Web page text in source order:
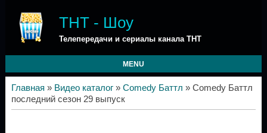
ТНТ - Шоу
Телепередачи и сериалы канала ТНТ
MENU
Главная » Видео каталог» Comedy Баттл » Comedy Баттл
последний сезон 29 выпуск